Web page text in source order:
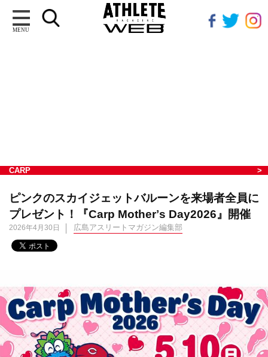
MENU
CARP
ピンクのスカイジェットバルーンを来場者全員に
プレゼント！『Carp Motherʼs Day2026』開催
2026年4月30日 広島アスリートマガジン編集部